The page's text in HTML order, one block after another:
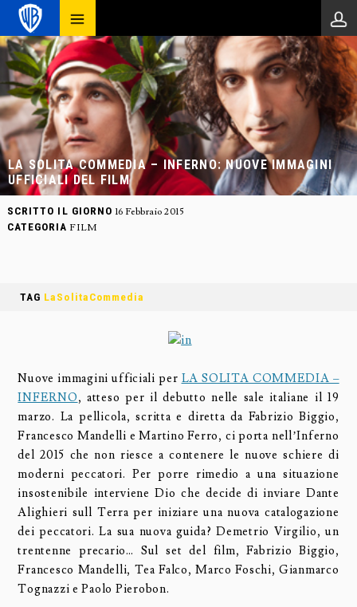
LA SOLITA COMMEDIA – INFERNO: NUOVE IMMAGINI
UFFICIALI DEL FILM
SCRITTO IL GIORNO 16 Febbraio 2015
CATEGORIA FILM
TAG LaSolitaCommedia
Nuove immagini ufficiali per LA SOLITA COMMEDIA –
INFERNO, atteso per il debutto nelle sale italiane il 19
marzo. La pellicola, scritta e diretta da Fabrizio Biggio,
Francesco Mandelli e Martino Ferro, ci porta nell’Inferno
del 2015 che non riesce a contenere le nuove schiere di
moderni peccatori. Per porre rimedio a una situazione
insostenibile interviene Dio che decide di inviare Dante
Alighieri sull Terra per iniziare una nuova catalogazione
dei peccatori. La sua nuova guida? Demetrio Virgilio, un
trentenne precario… Sul set del film, Fabrizio Biggio,
Francesco Mandelli, Tea Falco, Marco Foschi, Gianmarco
Tognazzi e Paolo Pierobon.